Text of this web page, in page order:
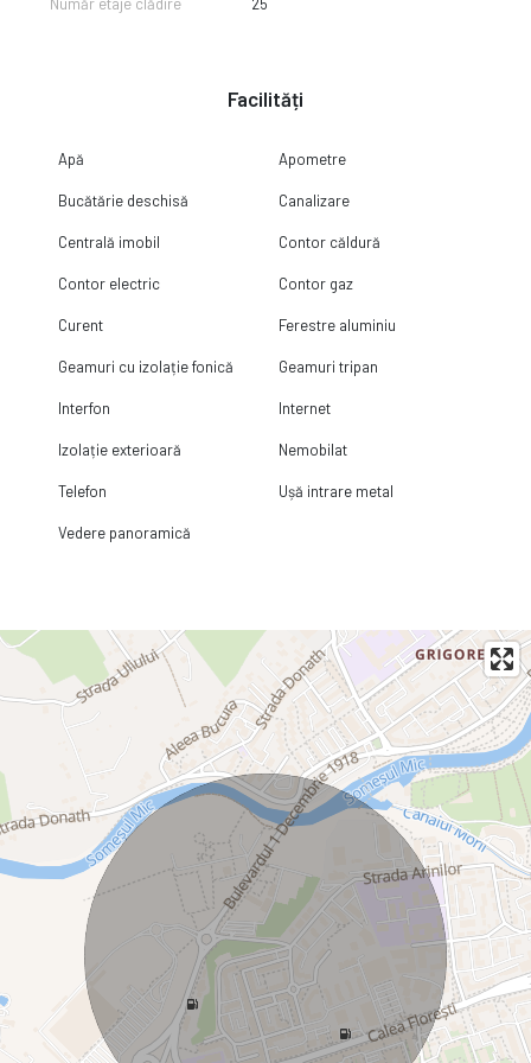
Număr etaje clădire 25
Facilități
Apă Apometre
Bucătărie deschisă Canalizare
Centrală imobil Contor căldură
Contor electric Contor gaz
Curent Ferestre aluminiu
Geamuri cu izolație fonică Geamuri tripan
Interfon Internet
Izolație exterioară Nemobilat
Telefon Ușă intrare metal
Vedere panoramică